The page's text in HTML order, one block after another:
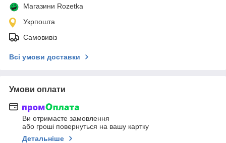
Магазини Rozetka
Укрпошта
Самовивіз
Всі умови доставки
Умови оплати
Ви отримаєте замовлення
або гроші повернуться на вашу картку
Детальніше